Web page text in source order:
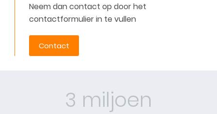
Neem dan contact op door het
contactformulier in te vullen
Contact
3 miljoen